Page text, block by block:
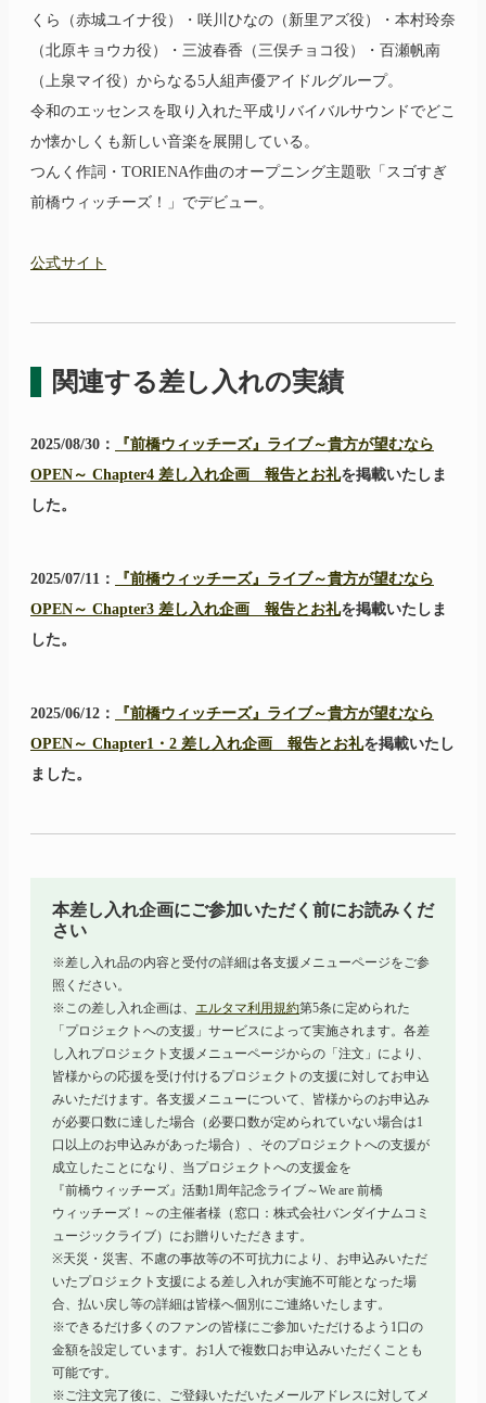
くら（赤城ユイナ役）・咲川ひなの（新里アズ役）・本村玲奈
（北原キョウカ役）・三波春香（三俣チョコ役）・百瀬帆南
（上泉マイ役）からなる5人組声優アイドルグループ。
令和のエッセンスを取り入れた平成リバイバルサウンドでどこ
か懐かしくも新しい音楽を展開している。
つんく作詞・TORIENA作曲のオープニング主題歌「スゴすぎ
前橋ウィッチーズ！」でデビュー。
公式サイト
関連する差し入れの実績
2025/08/30：
『前橋ウィッチーズ』ライブ～貴方が望むなら
OPEN～ Chapter4 差し入れ企画 報告とお礼を掲載いたしま
した。
2025/07/11：
『前橋ウィッチーズ』ライブ～貴方が望むなら
OPEN～ Chapter3 差し入れ企画 報告とお礼を掲載いたしま
した。
2025/06/12：
『前橋ウィッチーズ』ライブ～貴方が望むなら
OPEN～ Chapter1・2 差し入れ企画 報告とお礼を掲載いたし
ました。
本差し入れ企画にご参加いただく前にお読みくだ
さい
※差し入れ品の内容と受付の詳細は各支援メニューページをご参
照ください。
※この差し入れ企画は、 エルタマ利用規約第5条に定められた
「プロジェクトへの支援」サービスによって実施されます。各差
し入れプロジェクト支援メニューページからの「注文」により、
皆様からの応援を受け付けるプロジェクトの支援に対してお申込
みいただけます。各支援メニューについて、皆様からのお申込み
が必要口数に達した場合（必要口数が定められていない場合は1
口以上のお申込みがあった場合）、そのプロジェクトへの支援が
成立したことになり、当プロジェクトへの支援金を
『前橋ウィッチーズ』 活動1周年記念ライブ～We are 前橋
ウィッチーズ！～の主催者様（窓口：株式会社バンダイナムコミ
ュージックライブ）にお贈りいただきます。
※天災・災害、不慮の事故等の不可抗力により、お申込みいただ
いたプロジェクト支援による差し入れが実施不可能となった場
合、払い戻し等の詳細は皆様へ個別にご連絡いたします。
※できるだけ多くのファンの皆様にご参加いただけるよう1口の
金額を設定しています。お1人で複数口お申込みいただくことも
可能です。
※ご注文完了後に、ご登録いただいたメールアドレスに対してメ